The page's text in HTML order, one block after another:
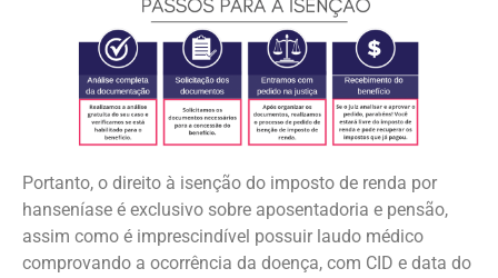
Portanto, o direito à isenção do imposto de renda por
hanseníase é exclusivo sobre aposentadoria e pensão,
assim como é imprescindível possuir laudo médico
comprovando a ocorrência da doença, com CID e data do